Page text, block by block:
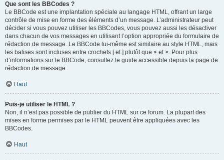
Que sont les BBCodes ?
Le BBCode est une implantation spéciale au langage HTML, offrant un large
contrôle de mise en forme des éléments d’un message. L’administrateur peut
décider si vous pouvez utiliser les BBCodes, vous pouvez aussi les désactiver
dans chacun de vos messages en utilisant l’option appropriée du formulaire de
rédaction de message. Le BBCode lui-même est similaire au style HTML, mais
les balises sont incluses entre crochets [ et ] plutôt que < et >. Pour plus
d’informations sur le BBCode, consultez le guide accessible depuis la page de
rédaction de message.
Haut
Puis-je utiliser le HTML ?
Non, il n’est pas possible de publier du HTML sur ce forum. La plupart des
mises en forme permises par le HTML peuvent être appliquées avec les
BBCodes.
Haut